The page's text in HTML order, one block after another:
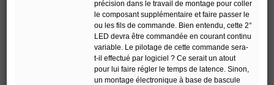
précision dans le travail de montage pour coller
le composant supplémentaire et faire passer le
ou les fils de commande. Bien entendu, cette 2°
LED devra être commandée en courant continu
variable. Le pilotage de cette commande sera-
t-il effectué par logiciel ? Ce serait un atout
pour lui faire régler le temps de latence. Sinon,
un montage électronique à base de bascule